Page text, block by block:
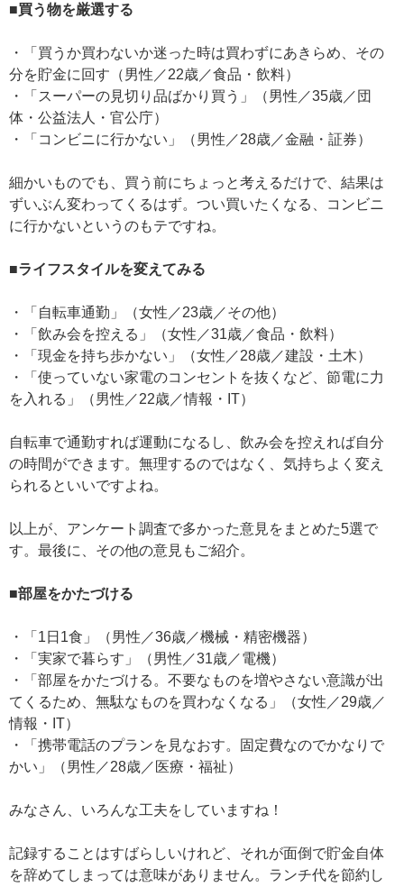
■買う物を厳選する
・「買うか買わないか迷った時は買わずにあきらめ、その
分を貯金に回す（男性／22歳／食品・飲料）
・「スーパーの見切り品ばかり買う」（男性／35歳／団
体・公益法人・官公庁）
・「コンビニに行かない」（男性／28歳／金融・証券）
細かいものでも、買う前にちょっと考えるだけで、結果は
ずいぶん変わってくるはず。つい買いたくなる、コンビニ
に行かないというのもテですね。
■ライフスタイルを変えてみる
・「自転車通勤」（女性／23歳／その他）
・「飲み会を控える」（女性／31歳／食品・飲料）
・「現金を持ち歩かない」（女性／28歳／建設・土木）
・「使っていない家電のコンセントを抜くなど、節電に力
を入れる」（男性／22歳／情報・IT）
自転車で通勤すれば運動になるし、飲み会を控えれば自分
の時間ができます。無理するのではなく、気持ちよく変え
られるといいですよね。
以上が、アンケート調査で多かった意見をまとめた5選で
す。最後に、その他の意見もご紹介。
■部屋をかたづける
・「1日1食」（男性／36歳／機械・精密機器）
・「実家で暮らす」（男性／31歳／電機）
・「部屋をかたづける。不要なものを増やさない意識が出
てくるため、無駄なものを買わなくなる」（女性／29歳／
情報・IT）
・「携帯電話のプランを見なおす。固定費なのでかなりで
かい」（男性／28歳／医療・福祉）
みなさん、いろんな工夫をしていますね！
記録することはすばらしいけれど、それが面倒で貯金自体
を辞めてしまっては意味がありません。ランチ代を節約し